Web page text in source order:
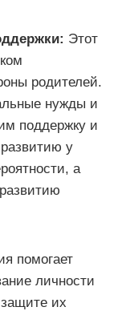
Этот
родителей.
нужды и
поддержку и
у
а
помогает
личности
защите их